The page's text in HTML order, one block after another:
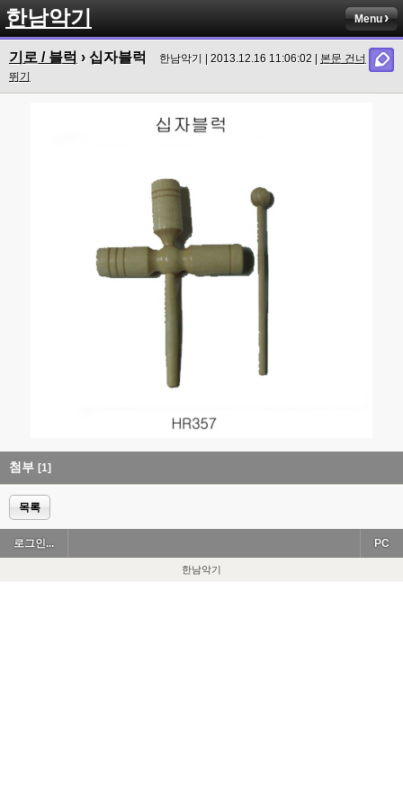
한남악기 Menu
기로 / 블럭 › 십자블럭 한남악기 | 2013.12.16 11:06:02 | 본문 건너
뛰기
첨부 [1]
목록
로그인... PC
한남악기